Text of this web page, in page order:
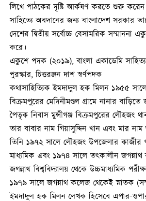
লিখে পাঠকের দৃষ্টি আর্কষণ করতে শুরু
সাহিত্যে অবদানের জন্য বাংলাদেশ সরকার
দেশের দ্বিতীয় সর্বোচ্চ বেসামরিক সম্মাননা
করে।
একুশে পদক (২০১৯), বাংলা একাডেমি
পুরস্কার, চিত্তরঞ্জন দাশ স্বর্ণপদক
কথাসাহিত্যিক ইমদাদুল হক মিলন ১৯৫৫
বিক্রমপুরের মেদিনীমণ্ডল গ্রামে নানার
পৈতৃক নিবাস মুন্সীগঞ্জ বিক্রমপুরের লৌহজং
তার বাবার নাম গিয়াসুদ্দিন খান এবং মার
তিনি ১৯৭২ সালে লৌহজং উপজেলার কাজীর
মাধ্যমিক এবং ১৯৭৪ সালে তৎকালীন জগন্নাথ
জগন্নাথ বিশ্ববিদ্যালয় থেকে উচ্চমাধ্যমিক
১৯৭৯ সালে জগন্নাথ কলেজ থেকেই স্নাতক
ইমদাদুল হক মিলন লেখক হিসেবে এপার-